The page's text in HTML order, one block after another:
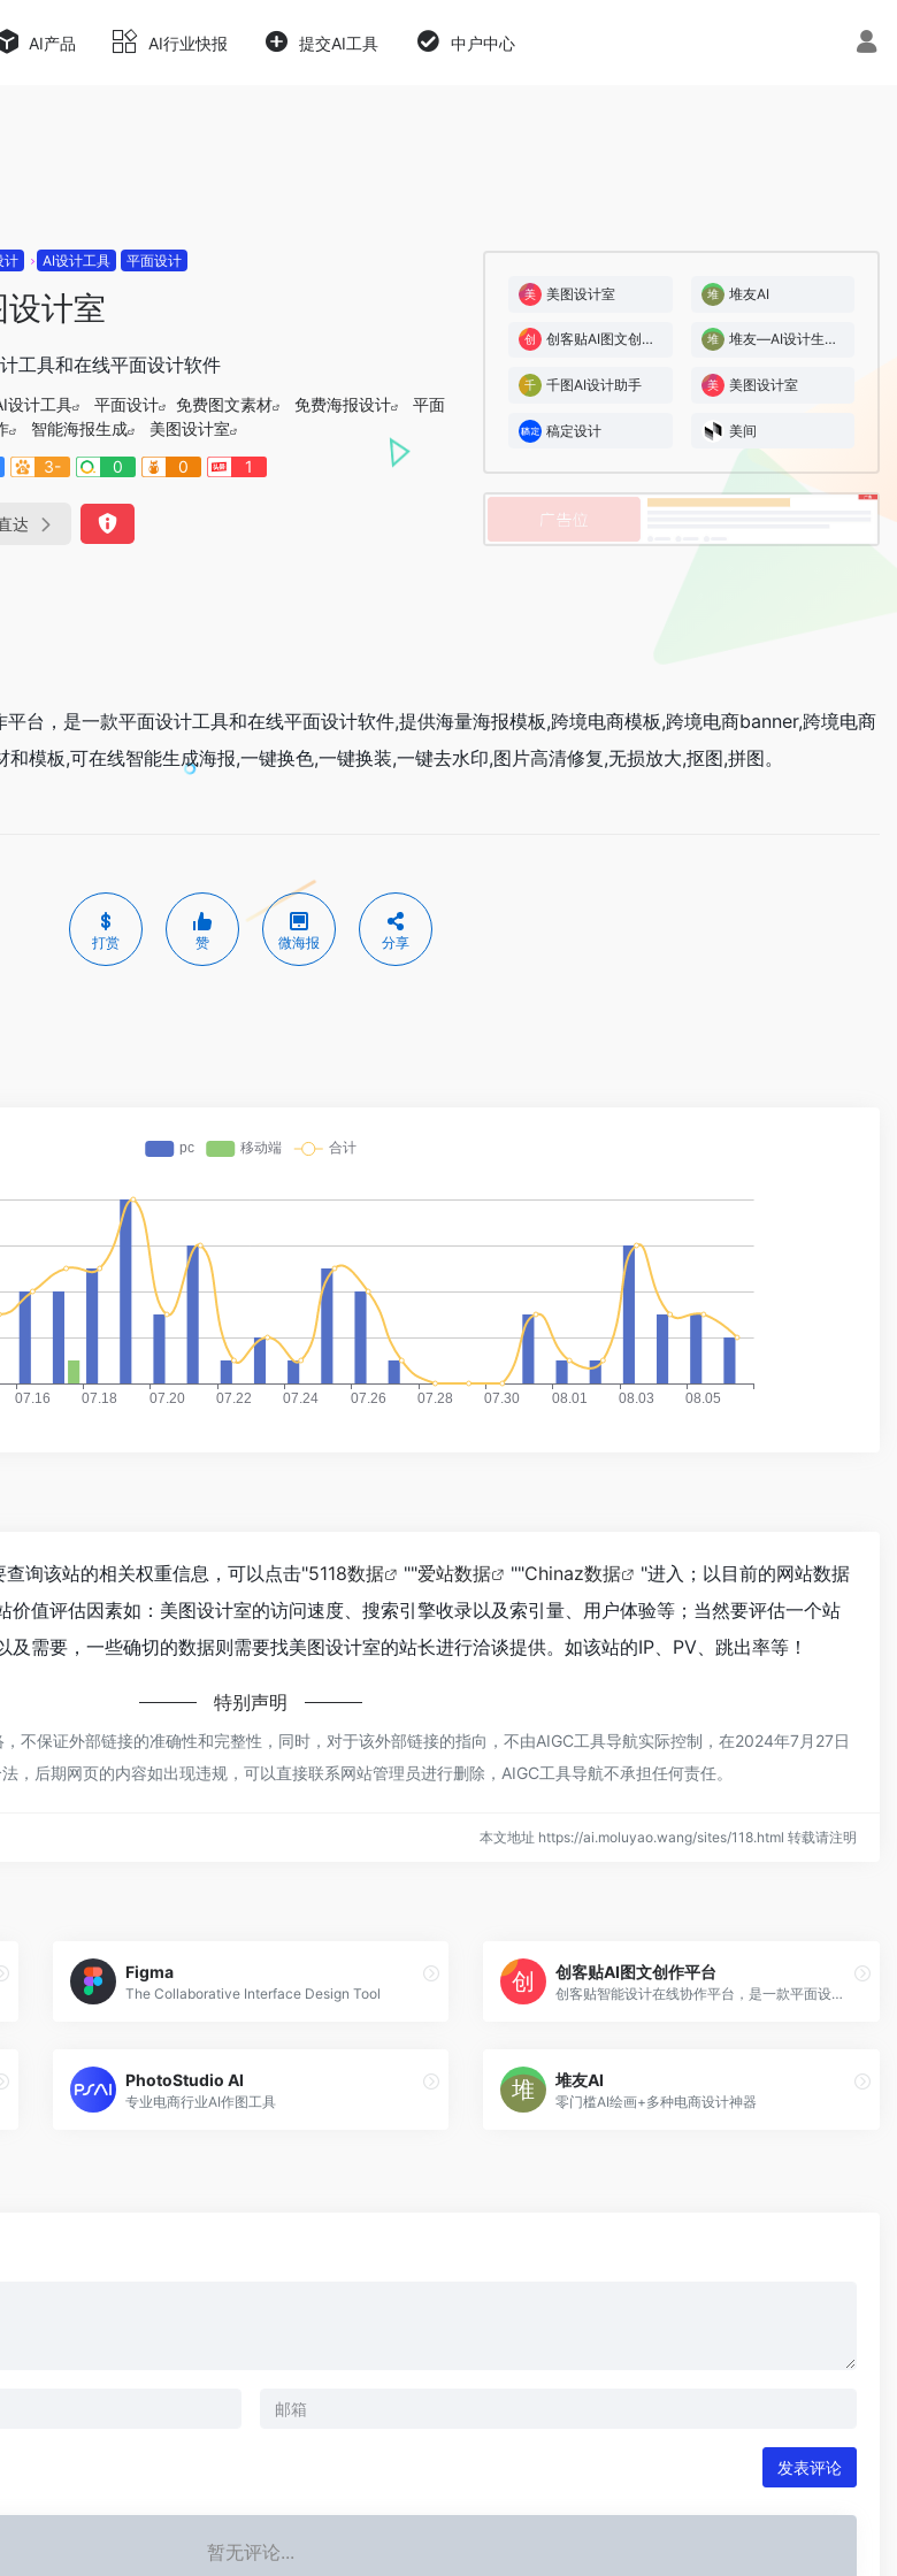
content/themes/onenav/inc/wp-optimization.phpon line
AI产品 AI行业快报 提交AI工具 中户中心
计 AI设计工具 平面设计
设计室
工具和在线平面设计软件
设计工具 平面设计 免费图文素材 免费海报设计
平面
智能海报生成
美图设计室
3- 0 0 1
达
美图设计室 堆友AI
创客贴AI图文创作平台 堆友—AI设计生产力工具：零门槛AI绘画+多种电商设计神器
千图AI设计助手 美图设计室
稿定设计 美间
台，是一款平面设计工具和在线平面设计软件,提供海量海报模板,跨境电商模板,跨境电商banner,跨境电商
模板,可在线智能生成海报,一键换色,一键换装,一键去水印,图片高清修复,无损放大,抠图,拼图。
打赏 赞 微海报 分享
询该站的相关权重信息，可以点击"5118数据 ""爱站数据 ""Chinaz数据
"进入；以目前的网站数据
价值评估因素如：美图设计室的访问速度、搜索引擎收录以及索引量、用户体验等；当然要评估一个站
需要，一些确切的数据则需要找美图设计室的站长进行洽谈提供。如该站的IP、PV、跳出率等！
特别声明
不保证外部链接的准确性和完整性，同时，对于该外部链接的指向，不由AIGC工具导航实际控制，在2024年7月27日
后期网页的内容如出现违规，可以直接联系网站管理员进行删除，AIGC工具导航不承担任何责任。
本文地址 https://ai.moluyao.wang/sites/118.html 转载请注明
Figma
The Collaborative Interface Design Tool
创客贴AI图文创作平台
创客贴智能设计在线协作平台，是一款平面设计工具和在线平面设计软件,提供海量海报模板,新媒体配图,电商模板,主图模板,邀请函,公告通知,喜报,logo等免费设计素材和模板,创客贴AI工具箱提供在线智能生成海报,一键抠图,一键消除,一键去水印,图片高清修复,无损放大，智能拼图等众多智能AI工具。
PhotoStudio AI
专业电商行业AI作图工具
堆友AI
零门槛AI绘画+多种电商设计神器
发表评论
暂无评论...